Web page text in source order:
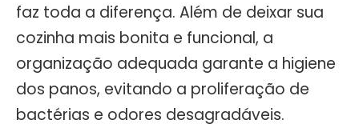
faz toda a diferença. Além de deixar sua
cozinha mais bonita e funcional, a
organização adequada garante a higiene
dos panos, evitando a proliferação de
bactérias e odores desagradáveis.